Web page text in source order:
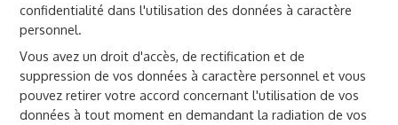
confidentialité dans l'utilisation des données à caractère
personnel.
Vous avez un droit d'accès, de rectification et de
suppression de vos données à caractère personnel et vous
pouvez retirer votre accord concernant l'utilisation de vos
données à tout moment en demandant la radiation de vos